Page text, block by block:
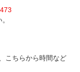
こちらから時間など